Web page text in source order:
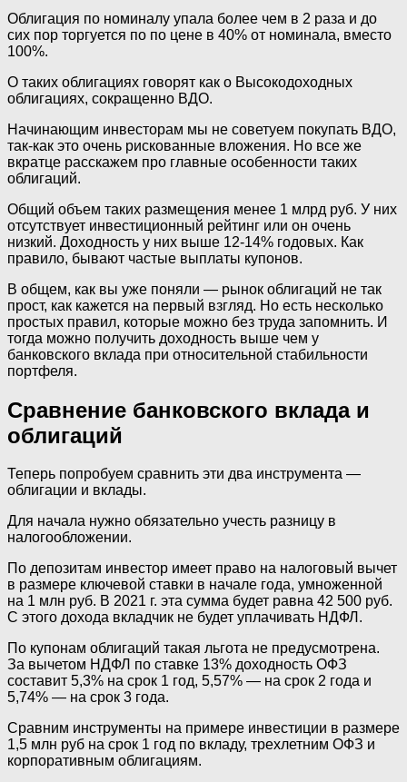
Облигация по номиналу упала более чем в 2 раза и до
сих пор торгуется по по цене в 40% от номинала, вместо
100%.
О таких облигациях говорят как о Высокодоходных
облигациях, сокращенно ВДО.
Начинающим инвесторам мы не советуем покупать ВДО,
так-как это очень рискованные вложения. Но все же
вкратце расскажем про главные особенности таких
облигаций.
Общий объем таких размещения менее 1 млрд руб. У них
отсутствует инвестиционный рейтинг или он очень
низкий. Доходность у них выше 12-14% годовых. Как
правило, бывают частые выплаты купонов.
В общем, как вы уже поняли —‌ рынок облигаций не так
прост, как кажется на первый взгляд. Но есть несколько
простых правил, которые можно без труда запомнить. И
тогда можно получить доходность выше чем у
банковского вклада при относительной стабильности
портфеля.
Сравнение банковского вклада и
облигаций
Теперь попробуем сравнить эти два инструмента —‌
облигации и вклады.
Для начала нужно обязательно учесть разницу в
налогообложении.
По депозитам инвестор имеет право на налоговый вычет
в размере ключевой ставки в начале года, умноженной
на 1 млн руб. В 2021 г. эта сумма будет равна 42 500 руб.
С этого дохода вкладчик не будет уплачивать НДФЛ.
По купонам облигаций такая льгота не предусмотрена.
За вычетом НДФЛ по ставке 13% доходность ОФЗ
составит 5,3% на срок 1 год, 5,57% — на срок 2 года и
5,74% — на срок 3 года.
Сравним инструменты на примере инвестиции в размере
1,5 млн руб на срок 1 год по вкладу, трехлетним ОФЗ и
корпоративным облигациям.